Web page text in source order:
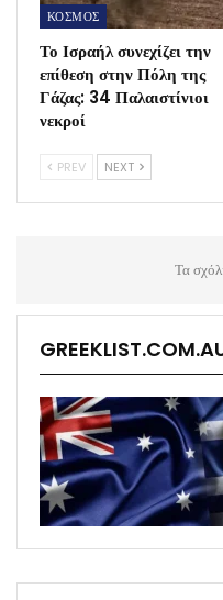
ΚΟΣΜΟΣ
Το Ισραήλ συνεχίζει την
επίθεση στην Πόλη της
Γάζας: 34 Παλαιστίνιοι
νεκροί
PREV NEXT
Τα